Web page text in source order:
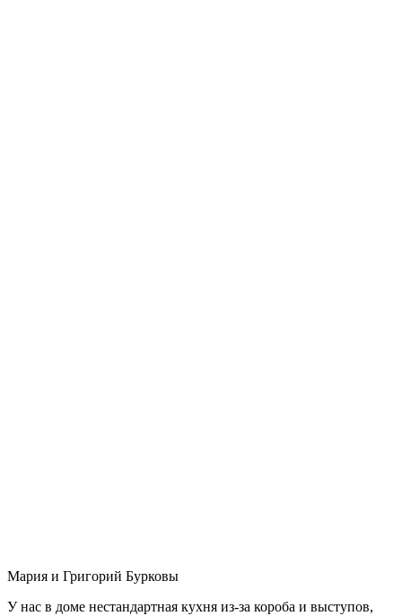
Мария и Григорий Бурковы
У нас в доме нестандартная кухня из-за короба и выступов,